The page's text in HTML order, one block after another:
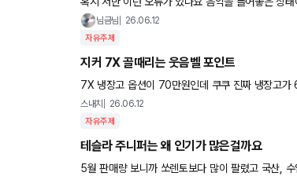
지네요 이 증상 해결하신 분 계신가요 ??? 스트레이
님금님 26.06.12
자유주제
지커 7X 골때리는 웃음벨 포인트
7X 냉장고 옵션이 70만원인데 쿠쿠 진
스내치 26.06.12
자유주제
테슬라 주니퍼는 왜 인기가 많은걸까요
5월 판매량 보니까 쏘렌토보다 많이 팔렸고 국산,